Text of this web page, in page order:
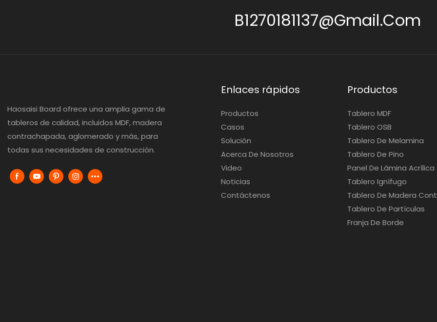
B1270181137@gmail.com
Haosaisi Board ofrece una amplia gama de
tableros de calidad, incluidos MDF, madera
contrachapada, aglomerado y más, para
todas sus necesidades de construcción.
Enlaces rápidos
Productos
Casos
Solución
Acerca De Nosotros
Video
Noticias
Contáctenos
Productos
Tablero MDF
Tablero OSB
Tablero De Melamina
Tablero De Pino
Panel De Lámina Acrílica
Tablero Ignífugo
Tablero De Madera
Tablero De Partículas
Franja De Borde